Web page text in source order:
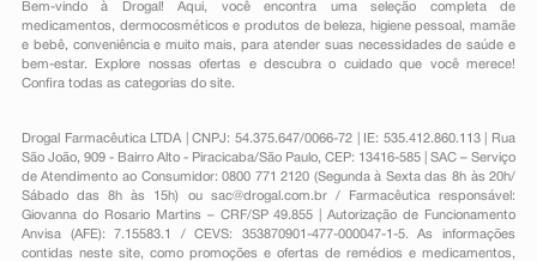
Bem-vindo à Drogal! Aqui, você encontra uma seleção completa de
medicamentos , dermocosméticos e produtos de beleza, higiene pessoal ,mamãe
e bebê, conveniênciae muito mais, para atender suas necessidades de saúde e
bem-estar. Explore nossas ofertas e descubra o cuidado que você merece!
Confira todas as categorias do site.
Drogal Farmacêutica LTDA | CNPJ: 54.375.647/0066-72 | IE: 535.412.860.113 | Rua
São João, 909 - Bairro Alto - Piracicaba/São Paulo, CEP: 13416-585 | SAC – Serviço
de Atendimento ao Consumidor: 0800 771 2120 (Segunda à Sexta das 8h às 20h/
Sábado das 8h às 15h) ou sac@drogal.com.br/ Farmacêutica responsável:
Giovanna do Rosario Martins – CRF/SP 49.855 | Autorização de Funcionamento
Anvisa (AFE): 7.15583.1 / CEVS: 353870901-477-000047-1-5. As informações
contidas neste site, como promoções e ofertas de remédios e medicamentos,